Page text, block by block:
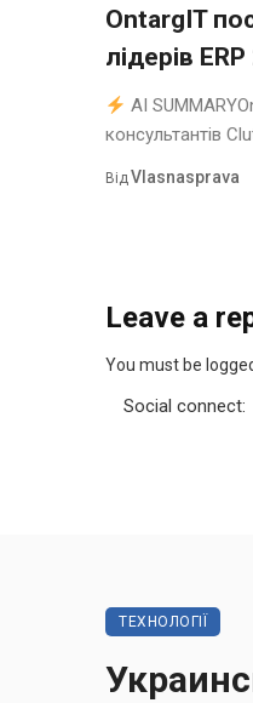
OntargIT
лідерів
AI
консультантів
ВідVlasnasprava
Leave a
You must be
Social connect:
ТЕХНОЛОГІЇ